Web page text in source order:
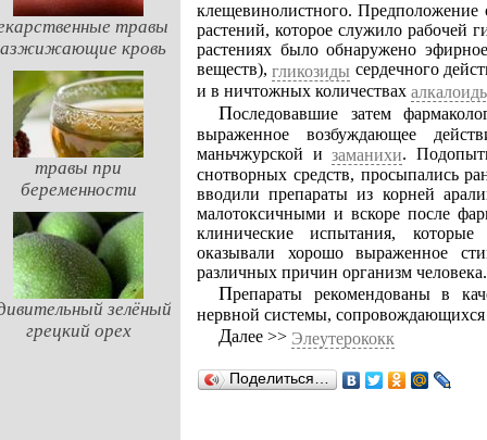
травы
кровь
травы при
беременности
зелёный
грецкий орех
клещевинолистного. Предположение
растений, которое служило рабочей
растениях было обнаружено
веществ),гликозиды сердечного
и в ничтожных количествах
Последовавшие затем фармакологические эксперименты помогли установить ярко
выраженное возбуждающее
маньчжурской изаманихи.
снотворных средств, просыпались
вводили препараты из корней
малотоксичными и вскоре после
клинические испытания,
оказывали хорошо выраженное
различных причин организм человека.
Препараты рекомендованы в качестве лекарственного средства при расстройствах
нервной системы,
Далее >> Элеутерококк
Поделиться…